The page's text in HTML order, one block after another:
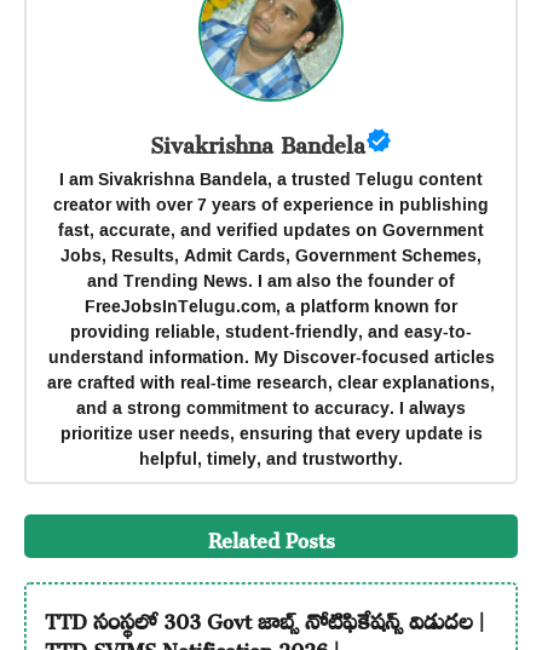
Sivakrishna Bandela
I am Sivakrishna Bandela, a trusted Telugu content
creator with over 7 years of experience in publishing
fast, accurate, and verified updates on Government
Jobs, Results, Admit Cards, Government Schemes,
and Trending News. I am also the founder of
FreeJobsInTelugu.com, a platform known for
providing reliable, student-friendly, and easy-to-
understand information. My Discover-focused articles
are crafted with real-time research, clear explanations,
and a strong commitment to accuracy. I always
prioritize user needs, ensuring that every update is
helpful, timely, and trustworthy.
Related Posts
TTD సంస్థలో 303 Govt జాబ్స్ నోటిఫికేషన్స్ విడుదల |